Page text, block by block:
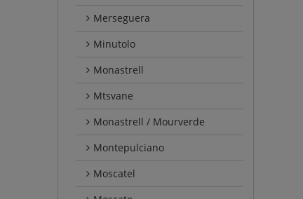
Merseguera
Minutolo
Monastrell
Mtsvane
Monastrell / Mourverde
Montepulciano
Moscatel